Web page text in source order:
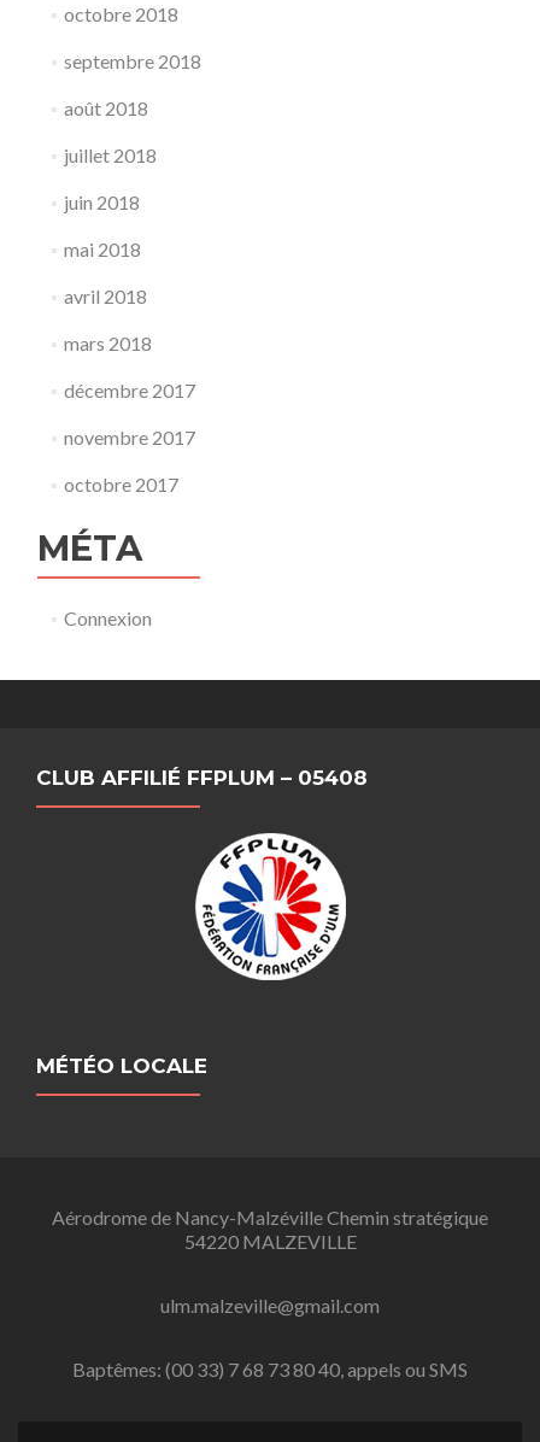
octobre 2018
septembre 2018
août 2018
juillet 2018
juin 2018
mai 2018
avril 2018
mars 2018
décembre 2017
novembre 2017
octobre 2017
MÉTA
Connexion
CLUB AFFILIÉ FFPLUM – 05408
MÉTÉO LOCALE
Aérodrome de Nancy-Malzéville Chemin stratégique
54220 MALZEVILLE
ulm.malzeville@gmail.com
Baptêmes: (00 33) 7 68 73 80 40, appels ou SMS